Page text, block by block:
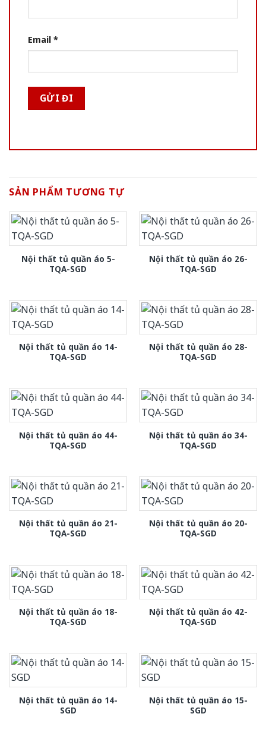
Email *
SẢN PHẨM TƯƠNG TỰ
Nội thất tủ quần áo 5-
TQA-SGD
Nội thất tủ quần áo 26-
TQA-SGD
Nội thất tủ quần áo 14-
TQA-SGD
Nội thất tủ quần áo 28-
TQA-SGD
Nội thất tủ quần áo 44-
TQA-SGD
Nội thất tủ quần áo 34-
TQA-SGD
Nội thất tủ quần áo 21-
TQA-SGD
Nội thất tủ quần áo 20-
TQA-SGD
Nội thất tủ quần áo 18-
TQA-SGD
Nội thất tủ quần áo 42-
TQA-SGD
Nội thất tủ quần áo 14-
SGD
Nội thất tủ quần áo 15-
SGD